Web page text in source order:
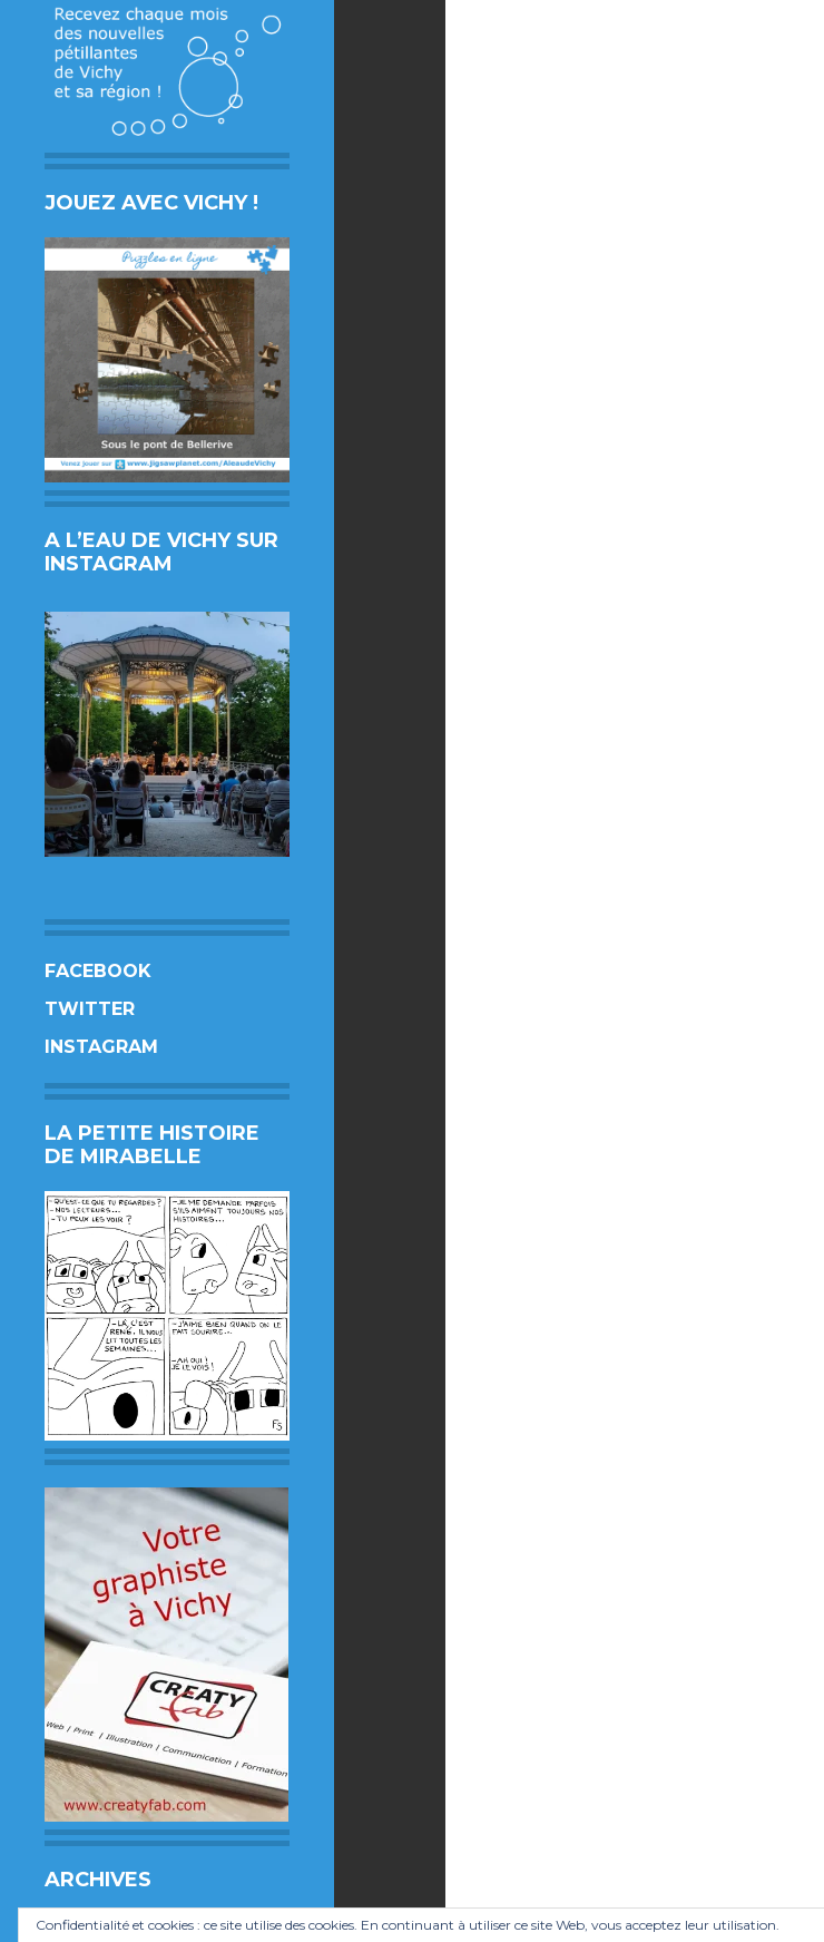
JOUEZ AVEC VICHY !
A L’EAU DE VICHY SUR
INSTAGRAM
FACEBOOK
TWITTER
INSTAGRAM
LA PETITE HISTOIRE
DE MIRABELLE
ARCHIVES
Archives
Confidentialité et cookies : ce site utilise des cookies. En continuant à utiliser ce site Web, vous acceptez leur utilisation.